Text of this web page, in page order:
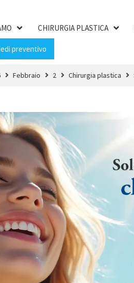
CHIRURGIA PLASTICA
preventivo
Febbraio 2 Chirurgia plastica